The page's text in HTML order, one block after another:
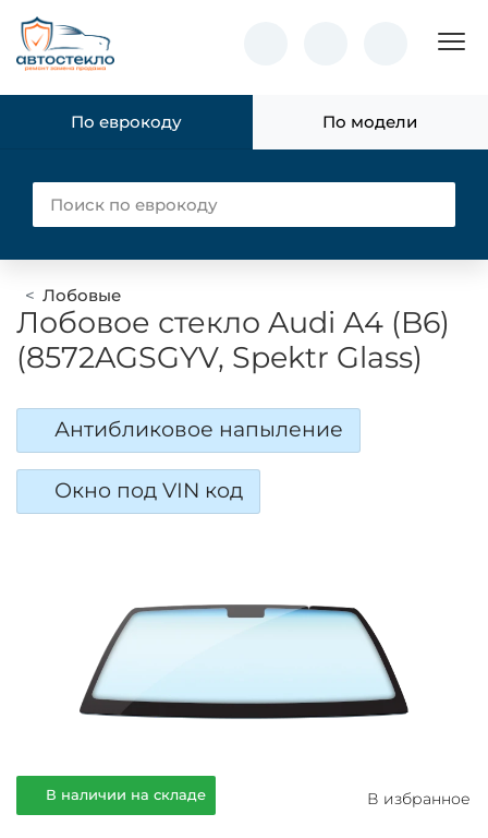
По еврокоду По модели
Лобовые
Лобовое стекло Audi A4 (B6)
(8572AGSGYV, Spektr Glass)
Антибликовое напыление
Окно под VIN код
В наличии на складе В избранное